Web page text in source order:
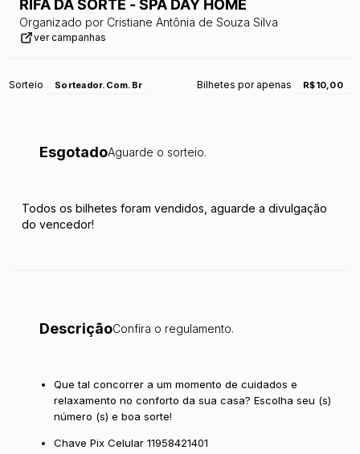
RIFA DA SORTE - SPA DAY HOME
Organizado por Cristiane Antônia de Souza Silva
ver campanhas
Sorteio Sorteador.com.br Bilhetes por apenas R$10,00
EsgotadoAguarde o sorteio.
Todos os bilhetes foram vendidos, aguarde a divulgação
do vencedor!
DescriçãoConfira o regulamento.
Que tal concorrer a um momento de cuidados e
relaxamento no conforto da sua casa? Escolha seu (s)
número (s) e boa sorte!
Chave Pix Celular 11958421401